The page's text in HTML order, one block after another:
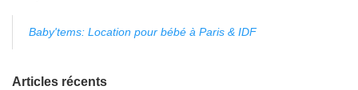
Baby'tems: Location pour bébé à Paris & IDF
Articles récents